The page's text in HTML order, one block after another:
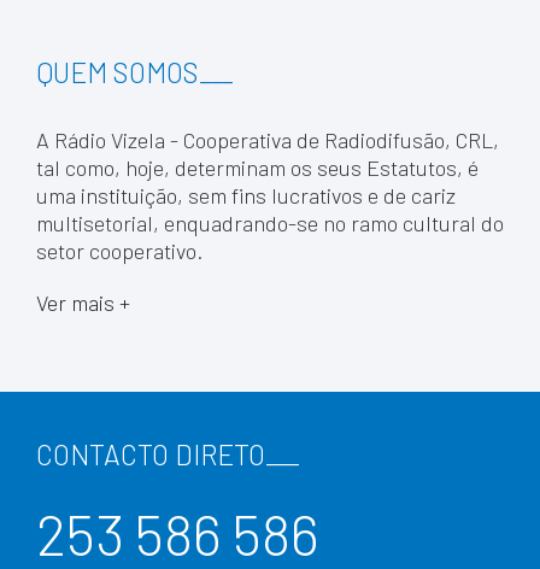
QUEM SOMOS
A Rádio Vizela - Cooperativa de Radiodifusão, CRL,
tal como, hoje, determinam os seus Estatutos, é
uma instituição, sem fins lucrativos e de cariz
multisetorial, enquadrando-se no ramo cultural do
setor cooperativo.
Ver mais +
CONTACTO DIRETO
253 586 586